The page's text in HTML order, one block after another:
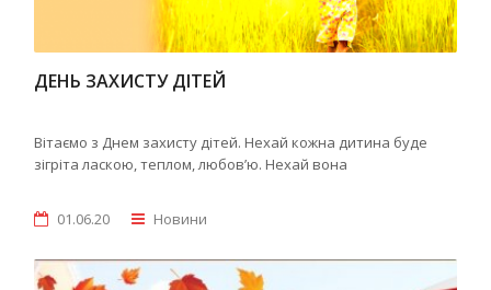
ДЕНЬ ЗАХИСТУ ДІТЕЙ
Вітаємо з Днем захисту дітей. Нехай кожна дитина буде
зігріта ласкою, теплом, любов’ю. Нехай вона
01.06.20 Новини